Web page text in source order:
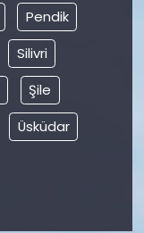
Pendik
Silivri
Şile
Üsküdar